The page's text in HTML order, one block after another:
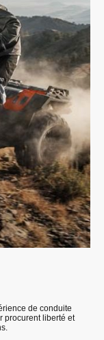
de conduite
procurent liberté et